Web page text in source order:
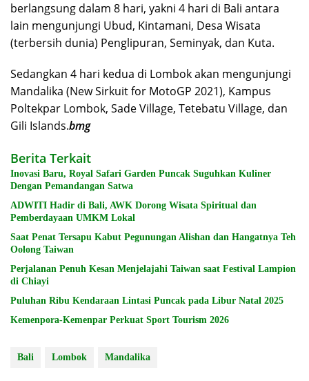
berlangsung dalam 8 hari, yakni 4 hari di Bali antara
lain mengunjungi Ubud, Kintamani, Desa Wisata
(terbersih dunia) Penglipuran, Seminyak, dan Kuta.
Sedangkan 4 hari kedua di Lombok akan mengunjungi
Mandalika (New Sirkuit for MotoGP 2021), Kampus
Poltekpar Lombok, Sade Village, Tetebatu Village, dan
Gili Islands.bmg
Berita Terkait
Inovasi Baru, Royal Safari Garden Puncak Suguhkan Kuliner
Dengan Pemandangan Satwa
ADWITI Hadir di Bali, AWK Dorong Wisata Spiritual dan
Pemberdayaan UMKM Lokal
Saat Penat Tersapu Kabut Pegunungan Alishan dan Hangatnya Teh
Oolong Taiwan
Perjalanan Penuh Kesan Menjelajahi Taiwan saat Festival Lampion
di Chiayi
Puluhan Ribu Kendaraan Lintasi Puncak pada Libur Natal 2025
Kemenpora-Kemenpar Perkuat Sport Tourism 2026
Bali Lombok Mandalika